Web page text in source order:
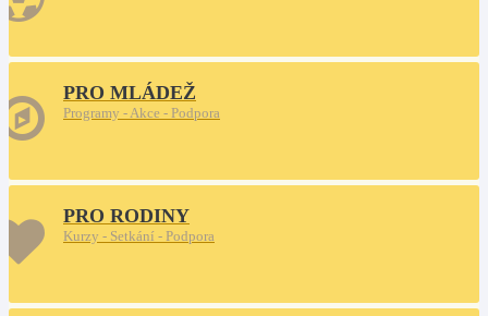
PRO MLÁDEŽ
Programy - Akce - Podpora
PRO RODINY
Kurzy - Setkání - Podpora